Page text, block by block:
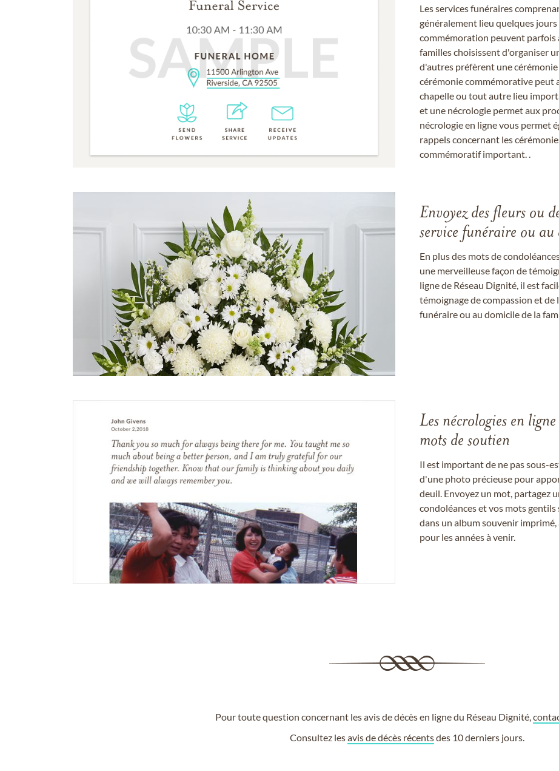
Les services funéraires
généralement lieu quelques jours
commémoration peuvent parfois
familles choisissent d'organiser
d'autres préfèrent une
cérémonie commémorative peut
chapelle ou tout autre lieu
et une nécrologie permet aux
nécrologie en ligne vous permet
rappels concernant les
commémoratif important. .
Envoyez des fleurs ou
service funéraire ou
En plus des mots de
une merveilleuse façon de
ligne de Réseau Dignité, il est
témoignage de compassion et
funéraire ou au domicile de la
Les nécrologies en
mots de soutien
Il est important de ne pas sous-
d'une photo précieuse pour
deuil. Envoyez un mot, partagez
condoléances et vos mots
dans un album souvenir
pour les années à venir.
Pour toute question concernant les avis de décès en ligne du Réseau Dignité,
Consultez lesavis de décès récentsdes 10 derniers jours.